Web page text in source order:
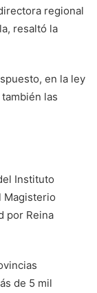
regional
resaltó la
en la ley
las
Instituto
Magisterio
por Reina
de 5 mil